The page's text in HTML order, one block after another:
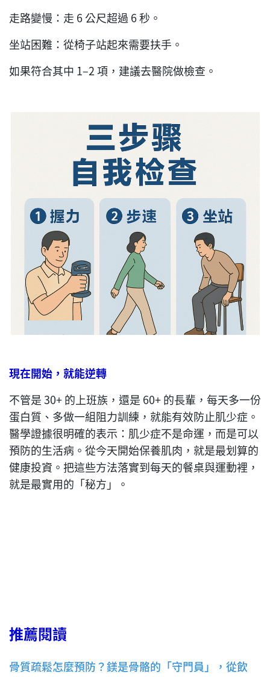
走路變慢：走 6 公尺超過 6 秒。
坐站困難：從椅子站起來需要扶手。
如果符合其中 1–2 項，建議去醫院做檢查。
現在開始，就能逆轉
不管是 30+ 的上班族，還是 60+ 的長輩，每天多一份
蛋白質、多做一組阻力訓練，就能有效防止肌少症。
醫學證據很明確的表示：肌少症不是命運，而是可以
預防的生活病。從今天開始保養肌肉，就是最划算的
健康投資。把這些方法落實到每天的餐桌與運動裡，
就是最實用的「秘方」。
推薦閱讀
骨質疏鬆怎麼預防？鎂是骨骼的「守門員」，從飲